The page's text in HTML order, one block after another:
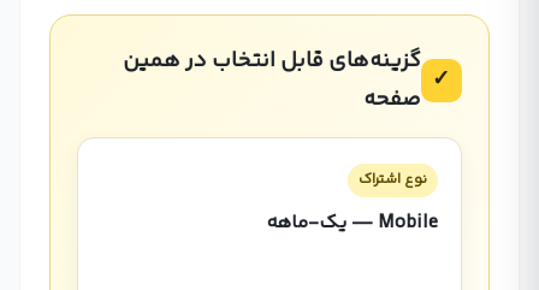
✓
گزینه‌های قابل انتخاب در همین
صفحه
نوع اشتراک
Mobile — یک-ماهه